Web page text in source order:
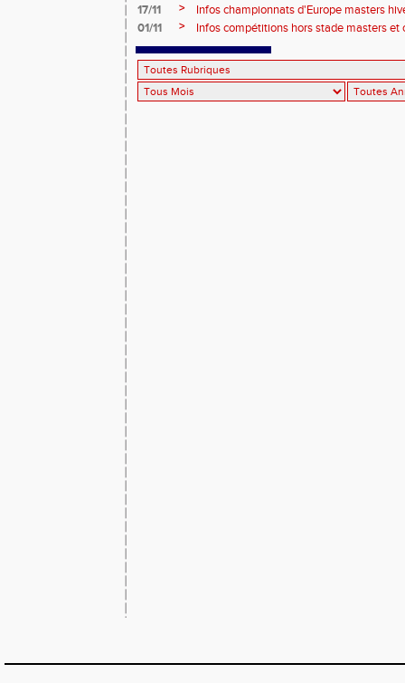
17/11
>
Infos championnats d'Europe masters
01/11
> Infos compétitions hors stade masters et